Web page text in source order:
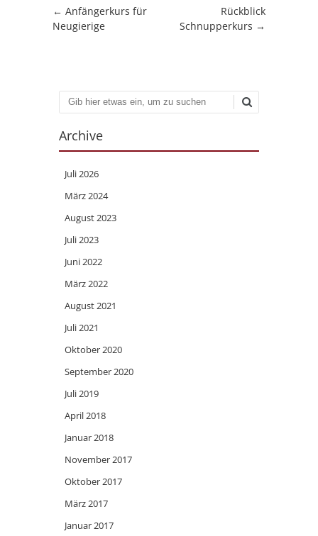
Artikel-Navigation
← Anfängerkurs für
Neugierige
Rückblick
Schnupperkurs →
Suchen
Archive
Juli 2026
März 2024
August 2023
Juli 2023
Juni 2022
März 2022
August 2021
Juli 2021
Oktober 2020
September 2020
Juli 2019
April 2018
Januar 2018
November 2017
Oktober 2017
März 2017
Januar 2017